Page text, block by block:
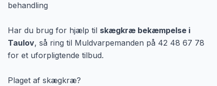
behandling
Har du brug for hjælp til skægkræ bekæmpelse i
Taulov, så ring til Muldvarpemanden på 42 48 67 78
for et uforpligtende tilbud.
Plaget af skægkræ?